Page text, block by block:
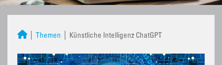
Themen Künstliche Intelligenz ChatGPT